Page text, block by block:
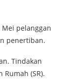
pelanggan
penertiban.
Tindakan
(SR).